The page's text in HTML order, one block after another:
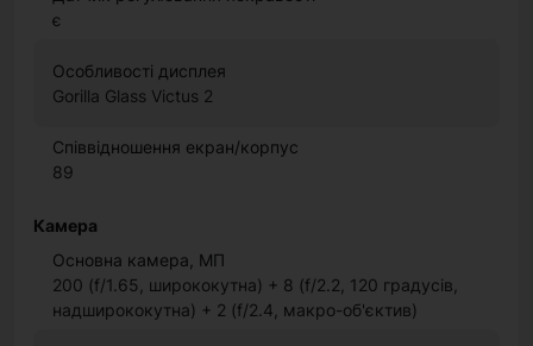
є
Особливості дисплея
Gorilla Glass Victus 2
Співвідношення екран/корпус
89
Камера
Основна камера, МП
200 (f/1.65, ширококутна) + 8 (f/2.2, 120 градусів,
надширококутна) + 2 (f/2.4, макро-об'єктив)